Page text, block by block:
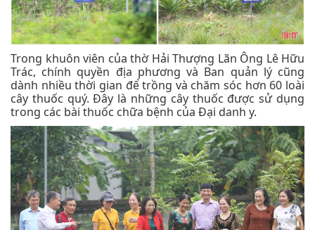
Trong khuôn viên của thờ Hải Thượng Lãn Ông Lê Hữu
Trác, chính quyền địa phương và Ban quản lý cũng
dành nhiều thời gian để trồng và chăm sóc hơn 60 loài
cây thuốc quý. Đây là những cây thuốc được sử dụng
trong các bài thuốc chữa bệnh của Đại danh y.